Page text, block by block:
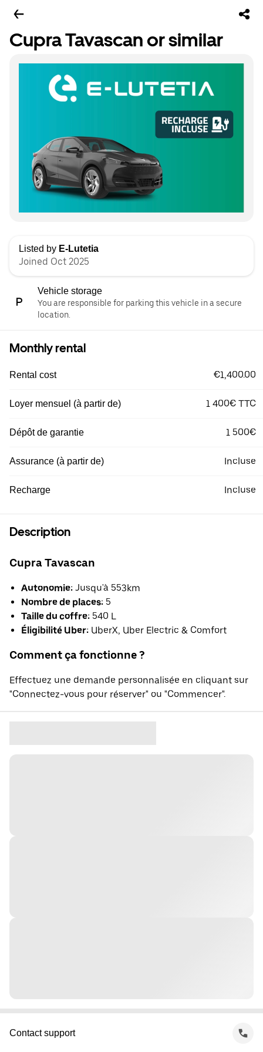
Cupra Tavascan or similar
Listed by E-Lutetia
Joined Oct 2025
Vehicle storage
You are responsible for parking this vehicle in a secure
location.
Monthly rental
Rental cost €1,400.00
Loyer mensuel (à partir de) 1 400€ TTC
Dépôt de garantie 1 500€
Assurance (à partir de) Incluse
Recharge Incluse
Description
Cupra Tavascan
Autonomie: Jusqu'à 553km
Nombre de places: 5
Taille du coffre: 540 L
Éligibilité Uber: UberX, Uber Electric & Comfort
Comment ça fonctionne ?
Effectuez une demande personnalisée en cliquant sur
"Connectez-vous pour réserver" ou "Commencer".
Contact support